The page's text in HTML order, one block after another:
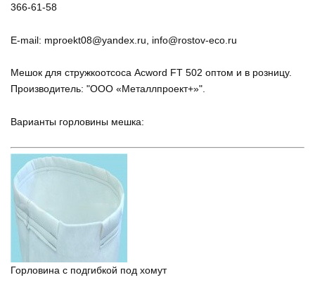
366-61-58
E-mail: mproekt08@yandex.ru, info@rostov-eco.ru
Мешок для стружкоотсоса Acword FT 502 оптом и в розницу.
Производитель: "ООО «Металлпроект+»".
Варианты горловины мешка:
Горловина с подгибкой под хомут